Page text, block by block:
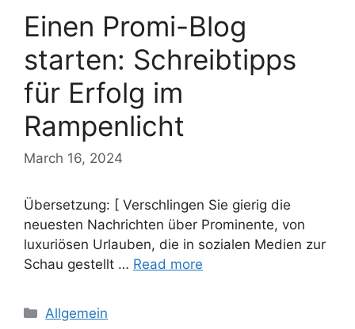
Einen Promi-Blog
starten: Schreibtipps
für Erfolg im
Rampenlicht
March 16, 2024
Übersetzung: [ Verschlingen Sie gierig die
neuesten Nachrichten über Prominente, von
luxuriösen Urlauben, die in sozialen Medien zur
Schau gestellt … Read more
Categories
Allgemein